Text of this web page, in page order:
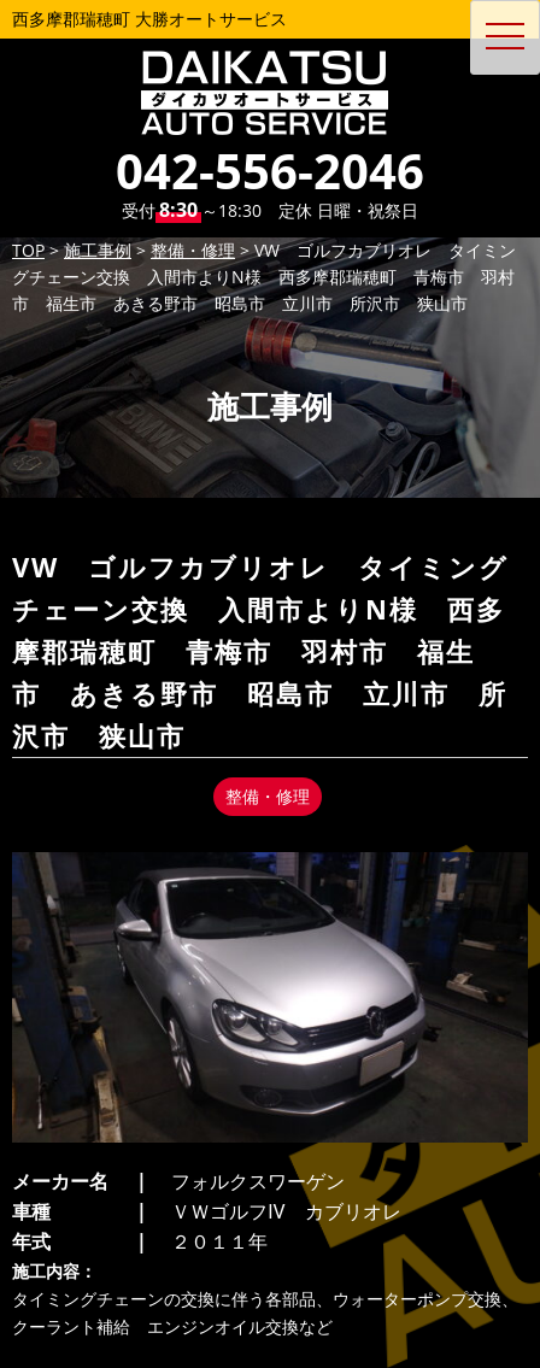
西多摩郡瑞穂町 大勝オートサービス
042-556-2046
受付8:30 ～18:30 定休 日曜・祝祭日
TOP>施工事例>整備・修理 >VW ゴルフカブリオレ タイミン
グチェーン交換 入間市よりN様 西多摩郡瑞穂町 青梅市 羽村
市 福生市 あきる野市 昭島市 立川市 所沢市 狭山市
施工事例
VW ゴルフカブリオレ タイミング
チェーン交換 入間市よりN様 西多
摩郡瑞穂町 青梅市 羽村市 福生
市 あきる野市 昭島市 立川市 所
沢市 狭山市
整備・修理
メーカー名
フォルクスワーゲン
車種
ＶＷゴルフⅣ カブリオレ
年式
２０１１年
施工内容：
タイミングチェーンの交換に伴う各部品、ウォーターポンプ交換、
クーラント補給 エンジンオイル交換など